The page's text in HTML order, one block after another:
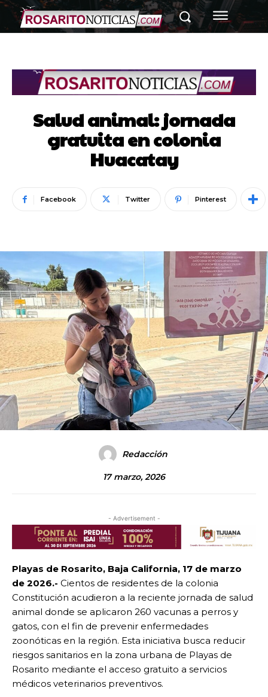
Salud animal: jornada
gratuita en colonia
Huacatay
Facebook Twitter Pinterest
Redacción
17 marzo, 2026
- Advertisement -
Playas de Rosarito, Baja California, 17 de marzo
de 2026.- Cientos de residentes de la colonia
Constitución acudieron a la reciente jornada de salud
animal donde se aplicaron 260 vacunas a perros y
gatos, con el fin de prevenir enfermedades
zoonóticas en la región. Esta iniciativa busca reducir
riesgos sanitarios en la zona urbana de Playas de
Rosarito mediante el acceso gratuito a servicios
médicos veterinarios preventivos.